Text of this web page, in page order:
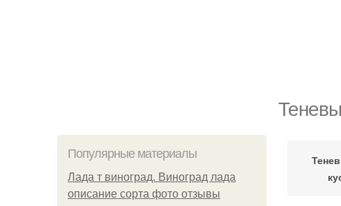
Популярные материалы
Лада т виноград. Виноград лада
описание сорта фото отзывы